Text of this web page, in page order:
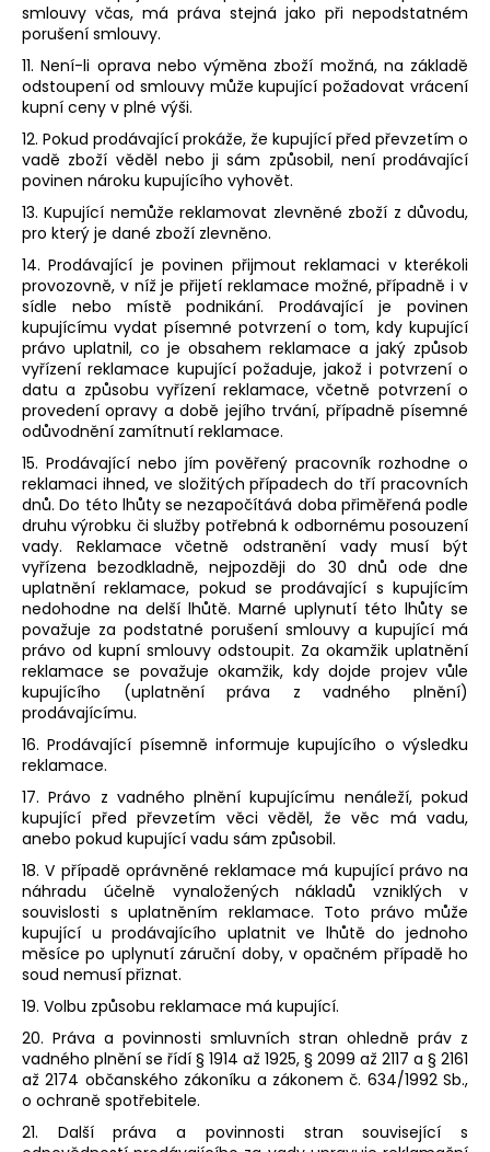
smlouvy včas, má práva stejná jako při nepodstatném
porušení smlouvy.
11. Není-li oprava nebo výměna zboží možná, na základě
odstoupení od smlouvy může kupující požadovat vrácení
kupní ceny v plné výši.
12. Pokud prodávající prokáže, že kupující před převzetím o
vadě zboží věděl nebo ji sám způsobil, není prodávající
povinen nároku kupujícího vyhovět.
13. Kupující nemůže reklamovat zlevněné zboží z důvodu,
pro který je dané zboží zlevněno.
14. Prodávající je povinen přijmout reklamaci v kterékoli
provozovně, v níž je přijetí reklamace možné, případně i v
sídle nebo místě podnikání. Prodávající je povinen
kupujícímu vydat písemné potvrzení o tom, kdy kupující
právo uplatnil, co je obsahem reklamace a jaký způsob
vyřízení reklamace kupující požaduje, jakož i potvrzení o
datu a způsobu vyřízení reklamace, včetně potvrzení o
provedení opravy a době jejího trvání, případně písemné
odůvodnění zamítnutí reklamace.
15. Prodávající nebo jím pověřený pracovník rozhodne o
reklamaci ihned, ve složitých případech do tří pracovních
dnů. Do této lhůty se nezapočítává doba přiměřená podle
druhu výrobku či služby potřebná k odbornému posouzení
vady. Reklamace včetně odstranění vady musí být
vyřízena bezodkladně, nejpozději do 30 dnů ode dne
uplatnění reklamace, pokud se prodávající s kupujícím
nedohodne na delší lhůtě. Marné uplynutí této lhůty se
považuje za podstatné porušení smlouvy a kupující má
právo od kupní smlouvy odstoupit. Za okamžik uplatnění
reklamace se považuje okamžik, kdy dojde projev vůle
kupujícího (uplatnění práva z vadného plnění)
prodávajícímu.
16. Prodávající písemně informuje kupujícího o výsledku
reklamace.
17. Právo z vadného plnění kupujícímu nenáleží, pokud
kupující před převzetím věci věděl, že věc má vadu,
anebo pokud kupující vadu sám způsobil.
18. V případě oprávněné reklamace má kupující právo na
náhradu účelně vynaložených nákladů vzniklých v
souvislosti s uplatněním reklamace. Toto právo může
kupující u prodávajícího uplatnit ve lhůtě do jednoho
měsíce po uplynutí záruční doby, v opačném případě ho
soud nemusí přiznat.
19. Volbu způsobu reklamace má kupující.
20. Práva a povinnosti smluvních stran ohledně práv z
vadného plnění se řídí § 1914 až 1925, § 2099 až 2117 a § 2161
až 2174 občanského zákoníku a zákonem č. 634/1992 Sb.,
o ochraně spotřebitele.
21. Další práva a povinnosti stran související s